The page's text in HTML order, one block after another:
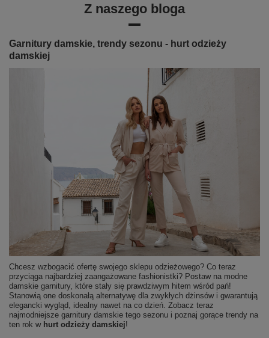
Z naszego bloga
Garnitury damskie, trendy sezonu - hurt odzieży
damskiej
Chcesz wzbogacić ofertę swojego sklepu odzieżowego? Co teraz
przyciąga najbardziej zaangażowane fashionistki? Postaw na modne
damskie garnitury, które stały się prawdziwym hitem wśród pań!
Stanowią one doskonałą alternatywę dla zwykłych dżinsów i gwarantują
elegancki wygląd, idealny nawet na co dzień. Zobacz teraz
najmodniejsze garnitury damskie tego sezonu i poznaj gorące trendy na
ten rok w hurt odzieży damskiej!